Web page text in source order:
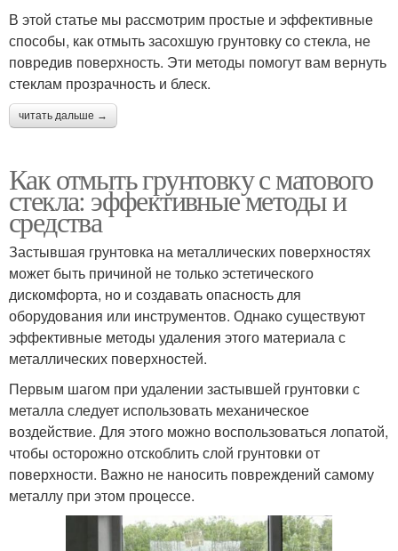
В этой статье мы рассмотрим простые и эффективные
способы, как отмыть засохшую грунтовку со стекла, не
повредив поверхность. Эти методы помогут вам вернуть
стеклам прозрачность и блеск.
читать дальше →
Как отмыть грунтовку с матового
стекла: эффективные методы и
средства
Застывшая грунтовка на металлических поверхностях
может быть причиной не только эстетического
дискомфорта, но и создавать опасность для
оборудования или инструментов. Однако существуют
эффективные методы удаления этого материала с
металлических поверхностей.
Первым шагом при удалении застывшей грунтовки с
металла следует использовать механическое
воздействие. Для этого можно воспользоваться лопатой,
чтобы осторожно отскоблить слой грунтовки от
поверхности. Важно не наносить повреждений самому
металлу при этом процессе.